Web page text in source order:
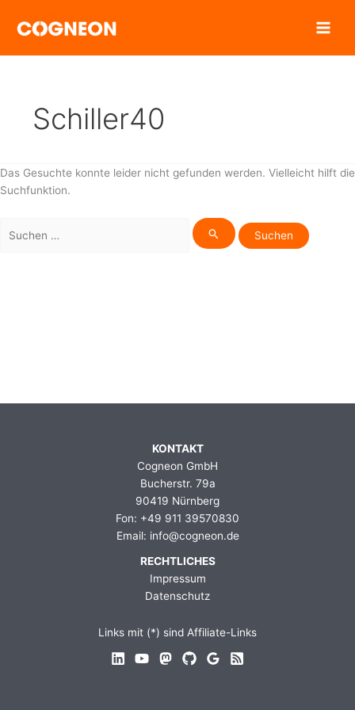
Inhalt
Schiller40
Das Gesuchte konnte leider nicht gefunden werden. Vielleicht hilft die
Suchfunktion.
nach:
KONTAKT
Cogneon GmbH
Bucherstr. 79a
90419 Nürnberg
Fon: +49 911 39570830
Email: info@cogneon.de
RECHTLICHES
Impressum
Datenschutz
Links mit (*) sind Affiliate-Links